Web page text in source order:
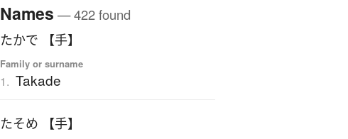
Names — 422 found
たかで 【手】
Family or surname
1. Takade
たそめ 【手】